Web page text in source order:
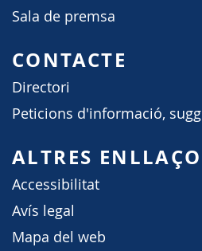
Sala de premsa
CONTACTE
Directori
Peticions d'informació,
ALTRES
Accessibilitat
Avís legal
Mapa del web